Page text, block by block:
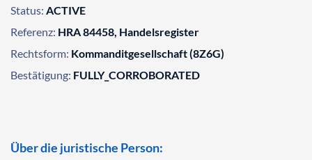
Status: ACTIVE
Referenz: HRA 84458, Handelsregister
Rechtsform: Kommanditgesellschaft (8Z6G)
Bestätigung: FULLY_CORROBORATED
Über die juristische Person: